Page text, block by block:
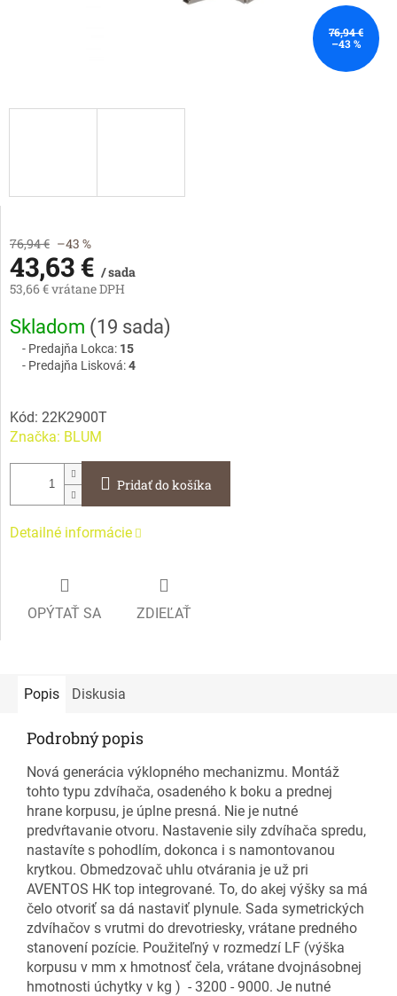
76,94 €
–43 %
76,94 € –43 %
43,63 € / sada
53,66 € vrátane DPH
Jednotková
cena:
Skladom (19 sada)
Predajňa Lokca: 15
Predajňa Lisková:4
Kód: 22K2900T
Značka: BLUM
Pridať do košíka
Detailné informácie
OPÝTAŤ SA ZDIEĽAŤ
Popis Diskusia
Podrobný popis
Nová generácia výklopného mechanizmu. Montáž
tohto typu zdvíhača, osadeného k boku a prednej
hrane korpusu, je úplne presná. Nie je nutné
predvŕtavanie otvoru. Nastavenie sily zdvíhača spredu,
nastavíte s pohodlím, dokonca i s namontovanou
krytkou. Obmedzovač uhlu otvárania je už pri
AVENTOS HK top integrované. To, do akej výšky sa má
čelo otvoriť sa dá nastaviť plynule. Sada symetrických
zdvíhačov s vrutmi do drevotriesky, vrátane predného
stanovení pozície. Použiteľný v rozmedzí LF (výška
korpusu v mm x hmotnosť čela, vrátane dvojnásobnej
hmotnosti úchytky v kg ) - 3200 - 9000. Je nutné